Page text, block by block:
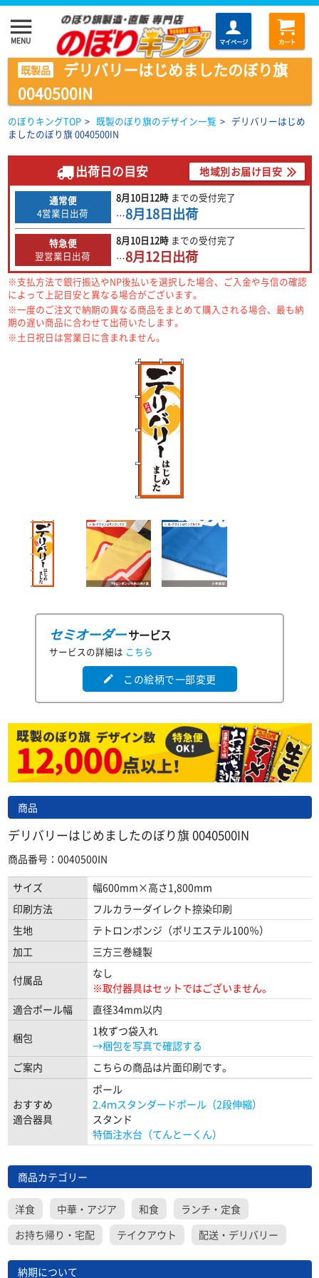
menu
MENU マイページ カート
既製品
デリバリーはじめましたのぼり旗
0040500IN
のぼりキングTOP > 既製のぼり旗のデザイン一覧 > デリバリーはじめ
ましたのぼり旗 0040500IN
出荷日の目安 地域別お届け目安
通常便
4営業日出荷
8月10日12時 までの受付完了
…8月18日出荷
特急便
翌営業日出荷
8月10日12時 までの受付完了
…8月12日出荷
※支払方法で銀行振込やNP後払いを選択した場合、ご入金や与信の確認
によって上記目安と異なる場合がございます。
※一度のご注文で納期の異なる商品をまとめて購入される場合、最も納
期の遅い商品に合わせて出荷いたします。
※土日祝日は営業日に含まれません。
セミオーダーサービス
サービスの詳細は こちら
edit この絵柄で一部変更
商品
デリバリーはじめましたのぼり旗 0040500IN
商品番号：0040500IN
サイズ
幅600mm×高さ1,800mm
印刷方法
フルカラーダイレクト捺染印刷
生地
テトロンポンジ（ポリエステル100％）
加工
三方三巻縫製
付属品
なし
※取付器具はセットではございません。
適合ポール幅
直径34mm以内
梱包
1枚ずつ袋入れ
→梱包を写真で確認する
ご案内
こちらの商品は片面印刷です。
おすすめ
適合器具
ポール
2.4ｍスタンダードポール（2段伸縮）
スタンド
特価注水台（てんとーくん）
商品カテゴリー
洋食 中華・アジア 和食
ランチ・定食
お持ち帰り・宅配
テイクアウト 配送・デリバリー
納期について